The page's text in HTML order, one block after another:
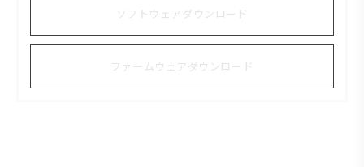
ソフトウェアダウンロード
ファームウェアダウンロード